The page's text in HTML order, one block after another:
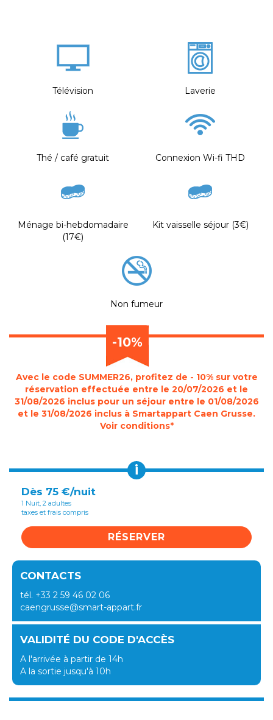
Télévision Laverie
Thé / café gratuit Connexion Wi-fi THD
Ménage bi-hebdomadaire
(17€)
Kit vaisselle séjour (3€)
Non fumeur
-10%
Avec le code SUMMER26, profitez de - 10% sur votre
réservation effectuée entre le 20/07/2026 et le
31/08/2026 inclus pour un séjour entre le 01/08/2026
et le 31/08/2026 inclus à Smartappart Caen Grusse.
Voir conditions*
i
Dès 75 €/nuit
1 Nuit, 2 adultes
taxes et frais compris
RÉSERVER
CONTACTS
tél. +33 2 59 46 02 06
caengrusse@smart-appart.fr
VALIDITÉ DU CODE D'ACCÈS
A l'arrivée à partir de 14h
A la sortie jusqu'à 10h